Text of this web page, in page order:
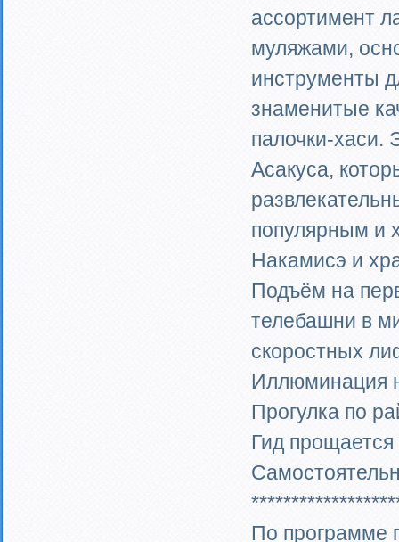
ассортимент
муляжами,
инструменты
знаменитые
палочки-хаси.
Асакуса,
популярным и
Накамисэ и
Подъём на
телебашни в
скоростных
Иллюминация
Прогулка по
Гид прощается
По программе